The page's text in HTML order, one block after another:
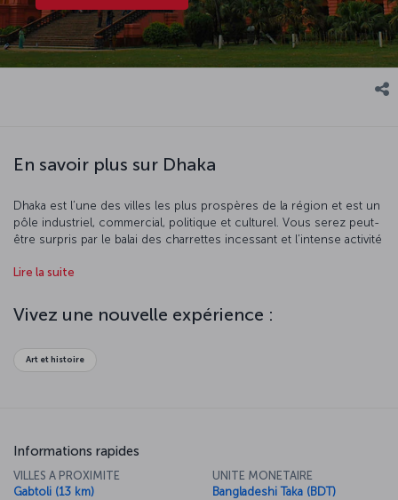
En savoir plus sur Dhaka
Dhaka est l’une des villes les plus prospères de la région et est un
pôle industriel, commercial, politique et culturel. Vous serez peut-
être surpris par le balai des charrettes incessant et l’intense activité
charme indéniable à la ville. Dhaka compte plus de 400 charrettes
Réservez des vols vers Dhaka et sympathisez avec les habitants !
Lire la suite
Vivez une nouvelle expérience :
Art et histoire
Informations rapides
VILLES A PROXIMITE
Gabtoli (13 km)
UNITE MONETAIRE
Bangladeshi Taka (BDT)